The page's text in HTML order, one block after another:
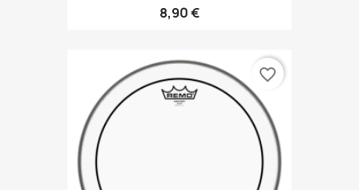
8,90 €
favorite_border